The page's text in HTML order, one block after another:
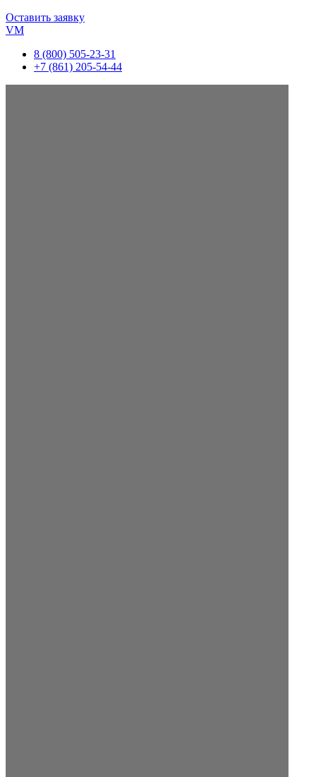
Оставить заявку
VM
8 (800) 505-23-31
+7 (861) 205-54-44